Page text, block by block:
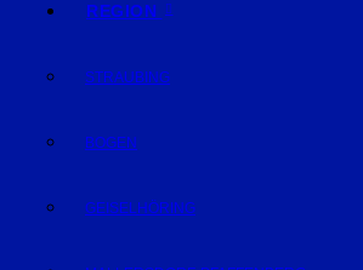
REGION
STRAUBING
BOGEN
GEISELHÖRING